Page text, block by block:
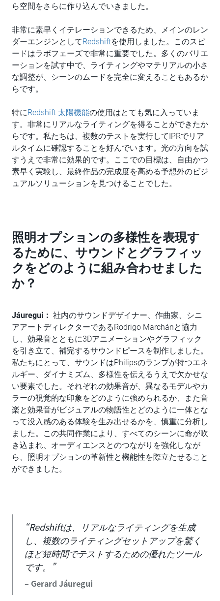
ら空間をさらに作り込んでいきました。
非常に素早くイテレーションできるため、メインのレン
ダーエンジンとして Redshiftを使用しました。このスピ
ードはラボフェーズで非常に重要でした。多くのバリエ
ーションを試す中で、ライティングやマテリアルの小さ
な調整が、シーンのムードを完全に変えることもあるか
らです。
特にRedshift 太陽機能の使用はとても気に入っていま
す。非常にリアルなライティングを得ることができたか
らです。私たちは、複数のテストを実行してIPRでリア
ルタイムに確認することを好んでいます。光の方向を試
すうえで非常に効果的です。ここでの目標は、自由かつ
素早く実験し、最終作品の完成度を高める予想外のビジ
ュアルソリューションを見つけることでした。
照明オプションの多様性を表現す
るために、サウンドとグラフィッ
クをどのように組み合わせました
か？
Jáuregui： 社内のサウンドデザイナー、作曲家、シニ
アアートディレクターであるRodrigo Marchánと協力
し、効果音とともに3Dアニメーションやグラフィック
を引き立て、補完するサウンドピースを制作しました。
私たちにとって、サウンドはPhilipsのランプが持つエネ
ルギー、ダイナミズム、多様性を伝えるうえで欠かせな
い要素でした。それぞれの効果音が、異なるモデルやカ
ラーの視覚的な印象をどのように強められるか、また音
楽と効果音がビジュアルの物語性とどのように一体とな
って没入感のある体験を生み出せるかを、慎重に分析し
ました。この共同作業により、すべてのシーンに命が吹
き込まれ、オーディエンスとのつながりを強化しなが
ら、照明オプションの革新性と機能性を際立たせること
ができました。
“Redshiftは、リアルなライティングを生成
し、複数のライティングセットアップを驚く
ほど短時間でテストするための優れたツール
です。”
– Gerard Jáuregui